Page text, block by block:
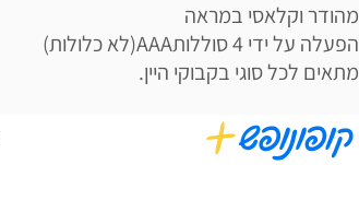
מהודר וקלאסי במראה
הפעלה על ידי 4 סוללותAAA(לא כלולות)
מתאים לכל סוגי בקבוקי היין.